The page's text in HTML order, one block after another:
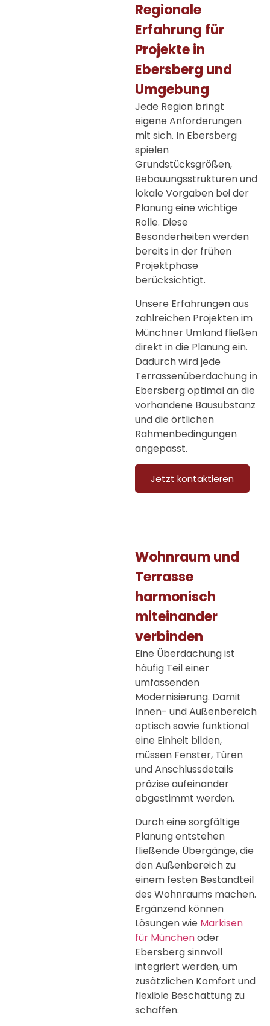
Regionale
Erfahrung für
Projekte in
Ebersberg und
Umgebung
Jede Region bringt
eigene Anforderungen
mit sich. In Ebersberg
spielen
Grundstücksgrößen,
Bebauungsstrukturen und
lokale Vorgaben bei der
Planung eine wichtige
Rolle. Diese
Besonderheiten werden
bereits in der frühen
Projektphase
berücksichtigt.
Unsere Erfahrungen aus
zahlreichen Projekten im
Münchner Umland fließen
direkt in die Planung ein.
Dadurch wird jede
Terrassenüberdachung in
Ebersbergoptimal an die
vorhandene Bausubstanz
und die örtlichen
Rahmenbedingungen
angepasst.
Jetzt kontaktieren
Wohnraum und
Terrasse
harmonisch
miteinander
verbinden
Eine Überdachung ist
häufig Teil einer
umfassenden
Modernisierung. Damit
Innen- und Außenbereich
optisch sowie funktional
eine Einheit bilden,
müssen Fenster, Türen
und Anschlussdetails
präzise aufeinander
abgestimmt werden.
Durch eine sorgfältige
Planung entstehen
fließende Übergänge, die
den Außenbereich zu
einem festen Bestandteil
des Wohnraums machen.
Ergänzend können
Lösungen wie Markisen
für Münchenoder
Ebersberg sinnvoll
integriert werden, um
zusätzlichen Komfort und
flexible Beschattung zu
schaffen.